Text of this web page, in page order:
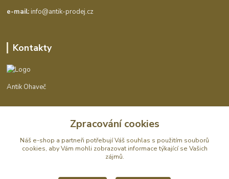
e-mail:info@antik-prodej.cz
Kontakty
Antik Ohaveč
info@antik-prodej.cz
Zpracování cookies
Náš e-shop a partneři potřebují Váš souhlas s použitím souborů
cookies, aby Vám mohli zobrazovat informace týkající se Vašich
zájmů.